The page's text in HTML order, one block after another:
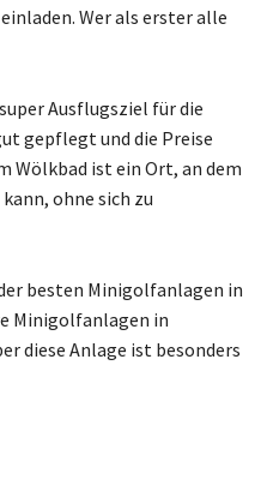
Wer als erster alle
Ausflugsziel für die
gepflegt und die Preise
Wölkbad ist ein Ort, an dem
ohne sich zu
besten Minigolfanlagen in
Minigolfanlagen in
diese Anlage ist besonders